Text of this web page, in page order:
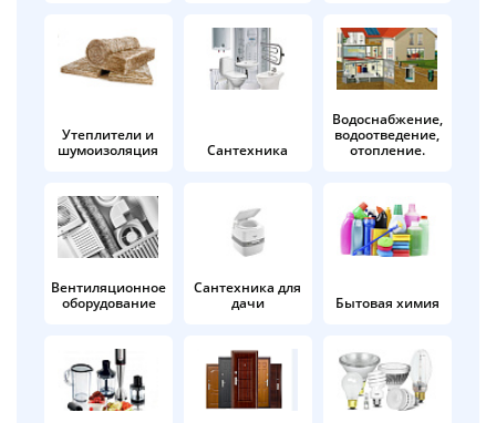
Утеплители и
шумоизоляция
Сантехника
Водоснабжение,
водоотведение,
отопление.
Вентиляционное
оборудование
Сантехника для
дачи
Бытовая химия
Получайте товар
выбранный способом
Оставшиеся
% будут
по25%каждые 2 недели
Подробнее
об оплате Плайтом